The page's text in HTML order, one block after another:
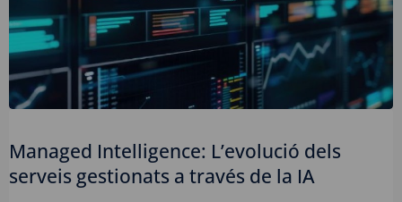
Managed Intelligence: L’evolució dels
serveis gestionats a través de la IA